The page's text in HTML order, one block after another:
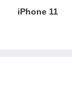
iPhone 11